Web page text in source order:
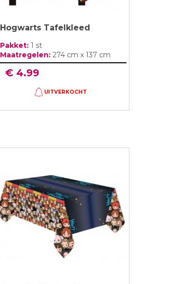
Hogwarts Tafelkleed
Pakket: 1 st
Maatregelen: 274 cm x 137 cm
€ 4.99
UITVERKOCHT